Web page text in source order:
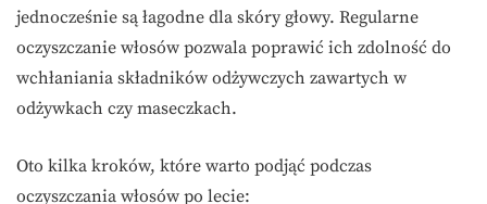
jednocześnie są łagodne dla skóry głowy. Regularne
oczyszczanie włosów pozwala poprawić ich zdolność do
wchłaniania składników odżywczych zawartych w
odżywkach czy maseczkach.
Oto kilka kroków, które warto podjąć podczas
oczyszczania włosów po lecie: